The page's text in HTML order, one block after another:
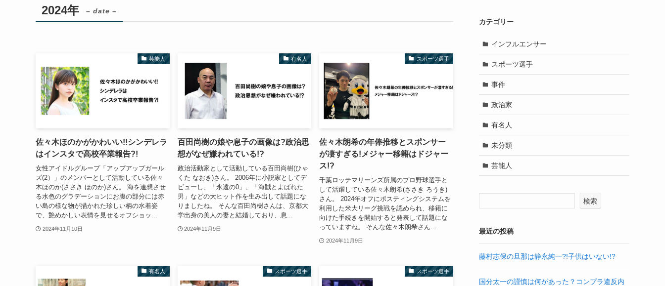
2024年 – date –
芸能人
佐々木ほのかがかわいい!!シンデレラ
はインスタで高校卒業報告?!
女性アイドルグループ「アップアップガール
ズ(2）」のメンバーとして活動している佐々
木ほのか(ささき ほのか)さん。 海を連想させ
る水色のグラデーションにお腹の部分には赤
い島の様な物が描かれた珍しい柄の水着姿
で、艶めかしい表情を見せるオフショッ...
2024年11月10日
有名人
百田尚樹の娘や息子の画像は?政治思
想がなぜ嫌われている!?
政治活動家として活動している百田尚樹(ひゃ
くた なおき)さん。 2006年に小説家としてデ
ビューし、「永遠の0」、「海賊とよばれた
男」などの大ヒット作を生み出して話題にな
りましたね。 そんな百田尚樹さんは、京都大
学出身の美人の妻と結婚しており、息...
2024年11月9日
スポーツ選手
佐々木朗希の年俸推移とスポンサー
が凄すぎる!メジャー移籍はドジャー
ス!?
千葉ロッテマリーンズ所属のプロ野球選手と
して活躍している佐々木朗希(ささき ろうき)
さん。 2024年オフにポスティングシステムを
利用した米大リーグ挑戦を認められ、移籍に
向けた手続きを開始すると発表して話題にな
っていますね。 そんな佐々木朗希さん...
2024年11月9日
有名人 スポーツ選手 スポーツ選手
カテゴリー
インフルエンサー
スポーツ選手
事件
政治家
有名人
未分類
芸能人
検索
最近の投稿
藤村志保の旦那は静永純一?!子供はいない!?
国分太一の謹慎は何があった？コンプラ違反内